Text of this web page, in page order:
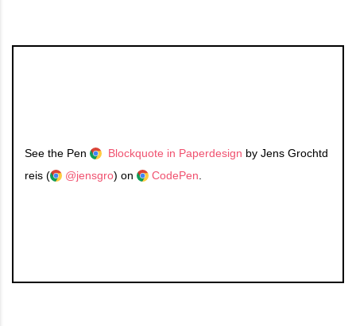
See the Pen Blockquote in Paperdesign by Jens Grochtd
reis (
@jensgro) on CodePen